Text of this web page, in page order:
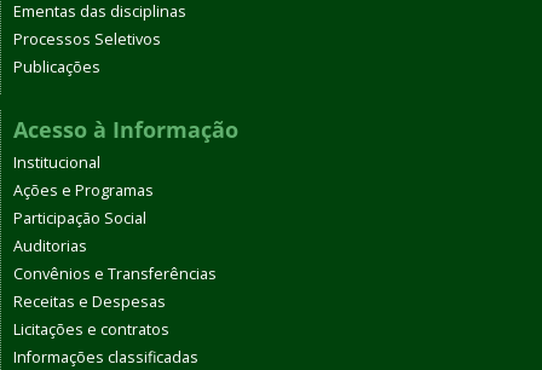
Ementas das disciplinas
Processos Seletivos
Publicações
Acesso à Informação
Institucional
Ações e Programas
Participação Social
Auditorias
Convênios e Transferências
Receitas e Despesas
Licitações e contratos
Informações classificadas